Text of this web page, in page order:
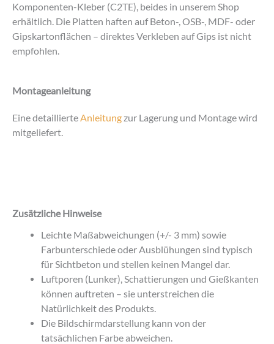
Komponenten-Kleber (C2TE), beides in unserem Shop
erhältlich. Die Platten haften auf Beton-, OSB-, MDF- oder
Gipskartonflächen – direktes Verkleben auf Gips ist nicht
empfohlen.
Montageanleitung
Eine detaillierteAnleitungzur Lagerung und Montage wird
mitgeliefert.
Zusätzliche Hinweise
Leichte Maßabweichungen (+/- 3 mm) sowie
Farbunterschiede oder Ausblühungen sind typisch
für Sichtbeton und stellen keinen Mangel dar.
Luftporen (Lunker), Schattierungen und Gießkanten
können auftreten – sie unterstreichen die
Natürlichkeit des Produkts.
Die Bildschirmdarstellung kann von der
tatsächlichen Farbe abweichen.